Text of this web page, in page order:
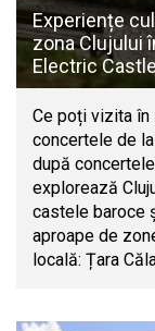
Experiențe
zona Clujului
Electric
Ce poți vizita în
concertele de
după
explorează
castele baroce
aproape de
locală: Țara